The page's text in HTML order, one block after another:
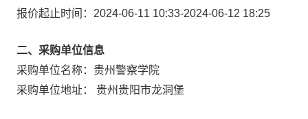
报价起止时间： 2024-06-11 10:33-2024-06-12 18:25
二、采购单位信息
采购单位名称： 贵州警察学院
采购单位地址：
贵州贵阳市龙洞堡